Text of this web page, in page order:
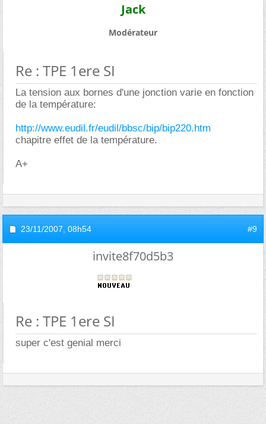
Jack
Modérateur
Re : TPE 1ere SI
La tension aux bornes d'une jonction varie en fonction
de la température:
http://www.eudil.fr/eudil/bbsc/bip/bip220.htm
chapitre effet de la température.
A+
23/11/2007, 08h54 #9
invite8f70d5b3
Re : TPE 1ere SI
super c'est genial merci